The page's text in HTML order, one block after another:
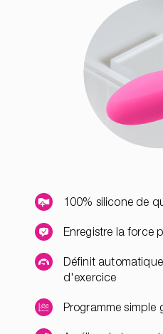
100% silicone de
Enregistre la force
Définit
d'exercice
Programme simple